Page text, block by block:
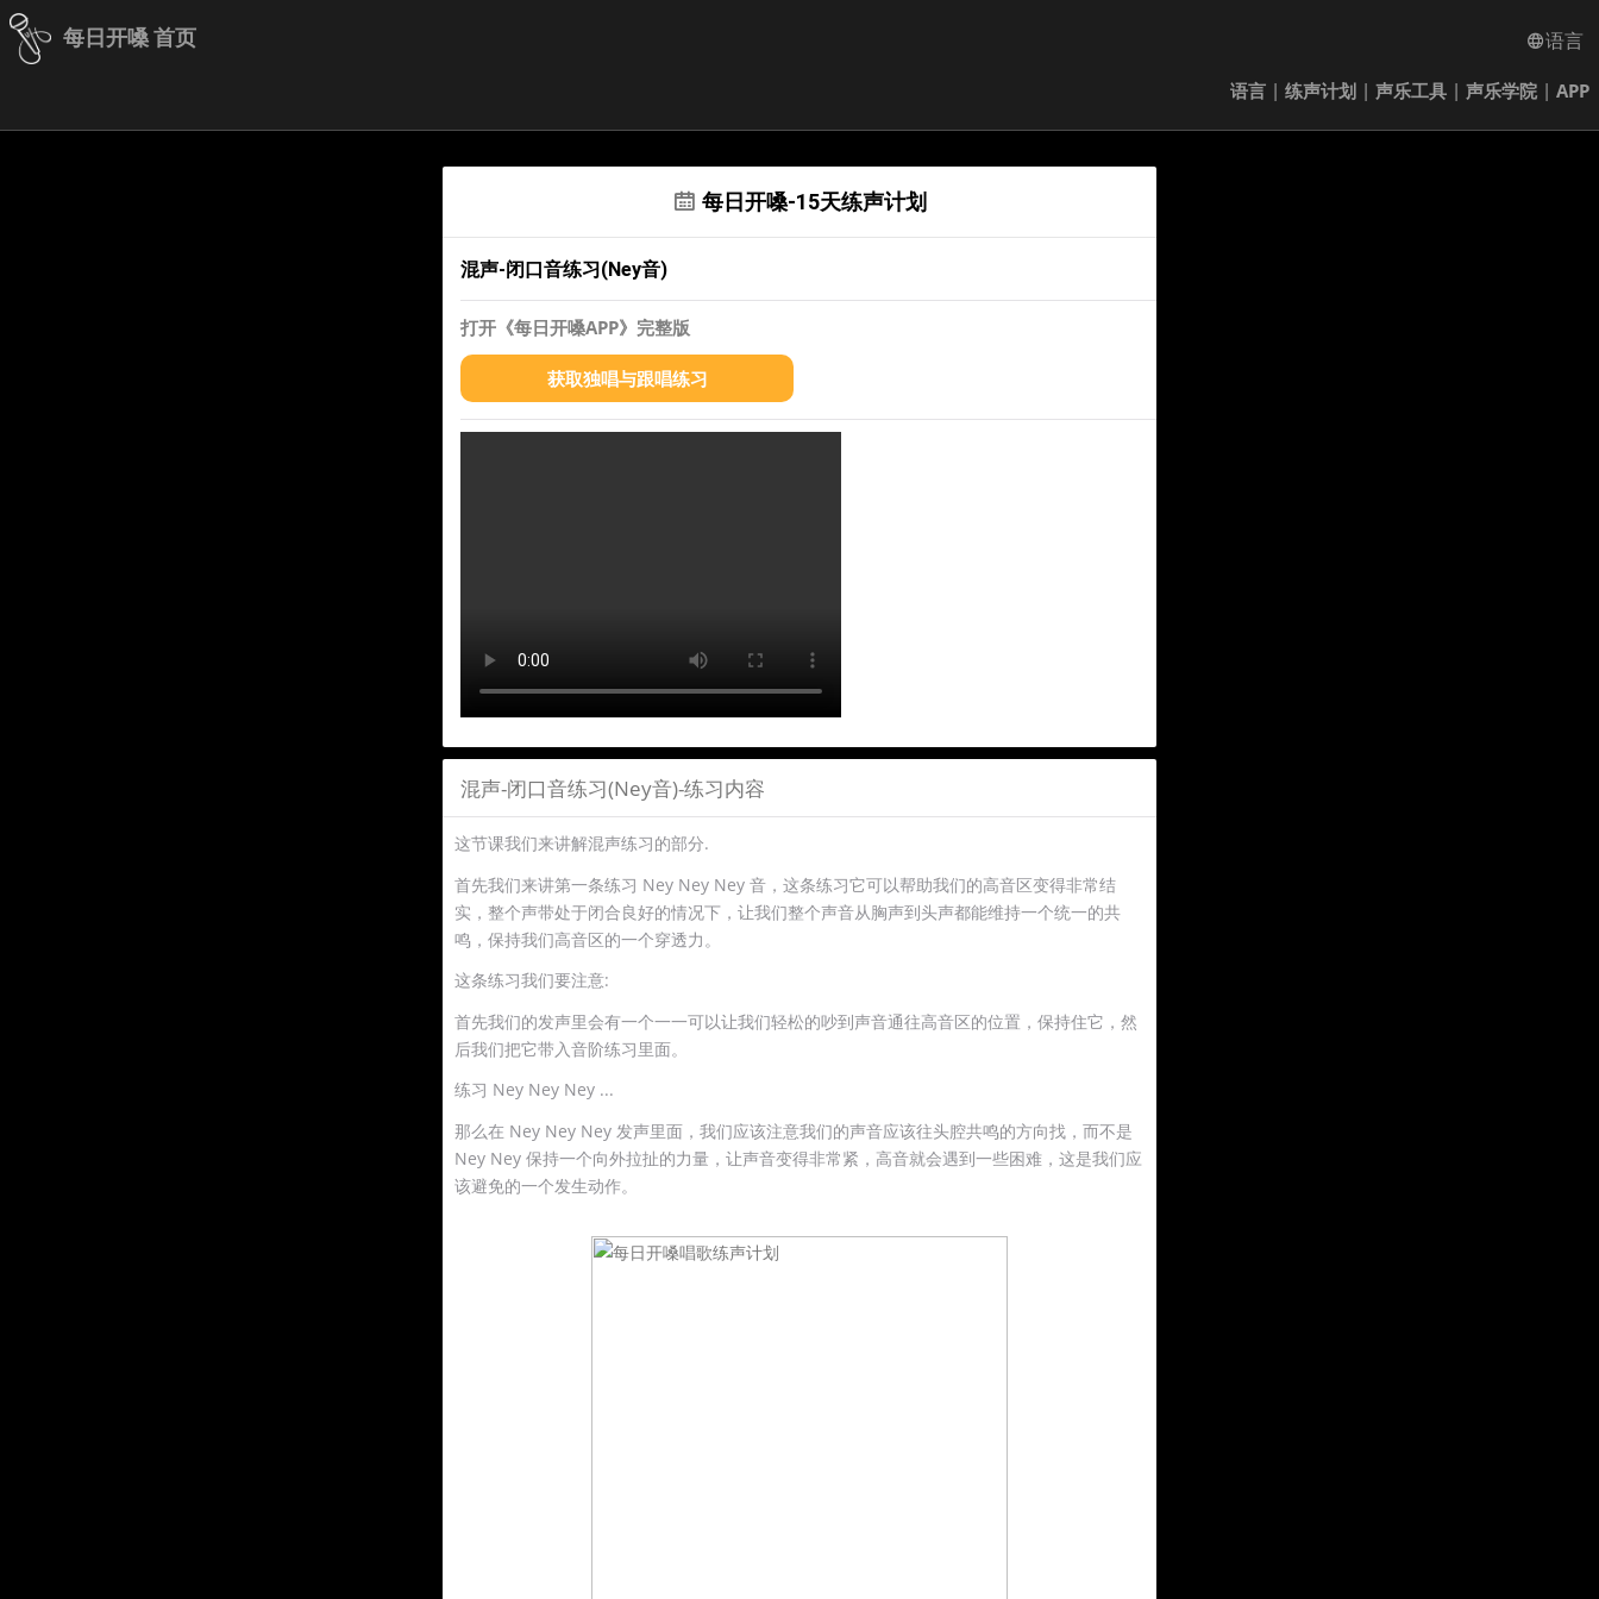
每日开嗓 首页 语言
语言 | 练声计划 | 声乐工具 | 声乐学院 | APP
每日开嗓-15天练声计划
混声-闭口音练习(Ney音)
打开《每日开嗓APP》完整版
获取独唱与跟唱练习
混声-闭口音练习(Ney音)-练习内容
这节课我们来讲解混声练习的部分.
首先我们来讲第一条练习 Ney Ney Ney 音，这条练习它可以帮助我们的高音区变得非常结
实，整个声带处于闭合良好的情况下，让我们整个声音从胸声到头声都能维持一个统一的共
鸣，保持我们高音区的一个穿透力。
这条练习我们要注意:
首先我们的发声里会有一个一一可以让我们轻松的吵到声音通往高音区的位置，保持住它，然
后我们把它带入音阶练习里面。
练习 Ney Ney Ney ...
那么在 Ney Ney Ney 发声里面，我们应该注意我们的声音应该往头腔共鸣的方向找，而不是
Ney Ney 保持一个向外拉扯的力量，让声音变得非常紧，高音就会遇到一些困难，这是我们应
该避免的一个发生动作。